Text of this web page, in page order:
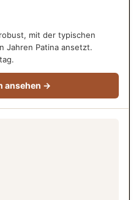
mit der typischen
Jahren Patina ansetzt.
ansehen →